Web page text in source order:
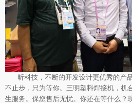
昕科技，不断的开发设计更优秀的产
不止步，只为等你。三明塑料焊接机，机
生服务。保您售后无忧。你还在等什么？